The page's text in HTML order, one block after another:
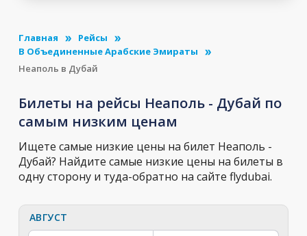
Главная
Рейсы
В Объединенные Арабские Эмираты
Неаполь в Дубай
Билеты на рейсы Неаполь - Дубай по
самым низким ценам
Ищете самые низкие цены на билет Неаполь -
Дубай? Найдите самые низкие цены на билеты в
одну сторону и туда-обратно на сайте flydubai.
АВГУСТ